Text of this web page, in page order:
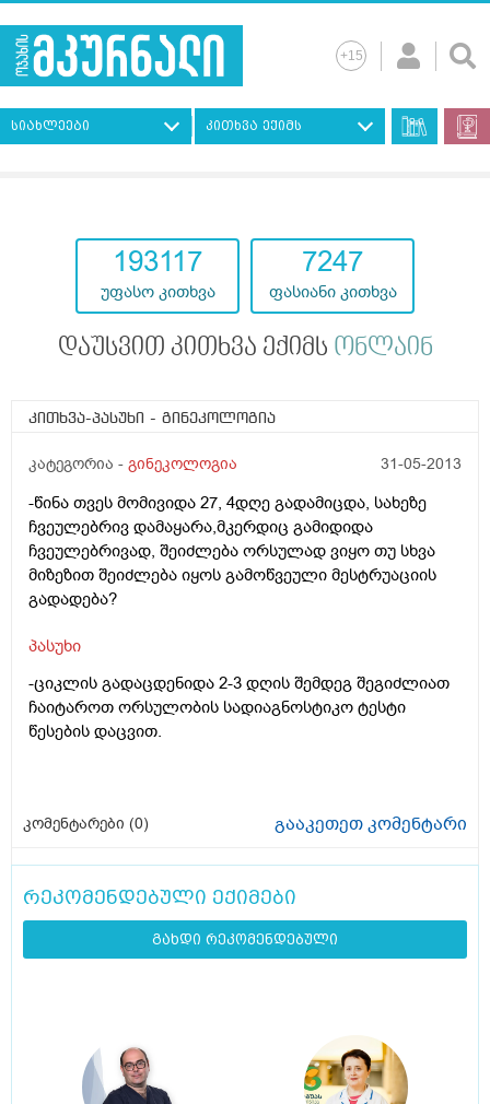
სიახლეები კითხვა ექიმს
193117
უფასო კითხვა
7247
ფასიანი კითხვა
დაუსვით კითხვა ექიმს ონლაინ
კითხვა-პასუხი - გინეკოლოგია
კატეგორია - გინეკოლოგია 31-05-2013
-წინა თვეს მომივიდა 27, 4დღე გადამიცდა, სახეზე
ჩვეულებრივ დამაყარა,მკერდიც გამიდიდა
ჩვეულებრივად, შეიძლება ორსულად ვიყო თუ სხვა
მიზეზით შეიძლება იყოს გამოწვეული მესტრუაციის
გადადება?
პასუხი
-ციკლის გადაცდენიდა 2-3 დღის შემდეგ შეგიძლიათ
ჩაიტაროთ ორსულობის სადიაგნოსტიკო ტესტი
წესების დაცვით.
კომენტარები (0) გააკეთეთ კომენტარი
რეკომენდებული ექიმები
გახდი რეკომენდებული